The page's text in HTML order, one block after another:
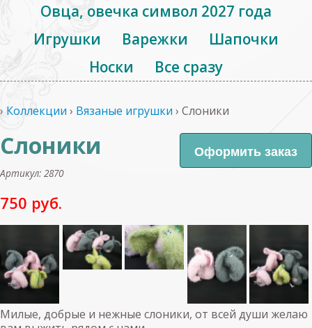
Овца, овечка символ 2027 года
Игрушки
Варежки
Шапочки
Носки
Все сразу
› Коллекции › Вязаные игрушки › Слоники
Слоники
Артикул: 2870
750 руб.
Милые, добрые и нежные слоники, от всей души желаю